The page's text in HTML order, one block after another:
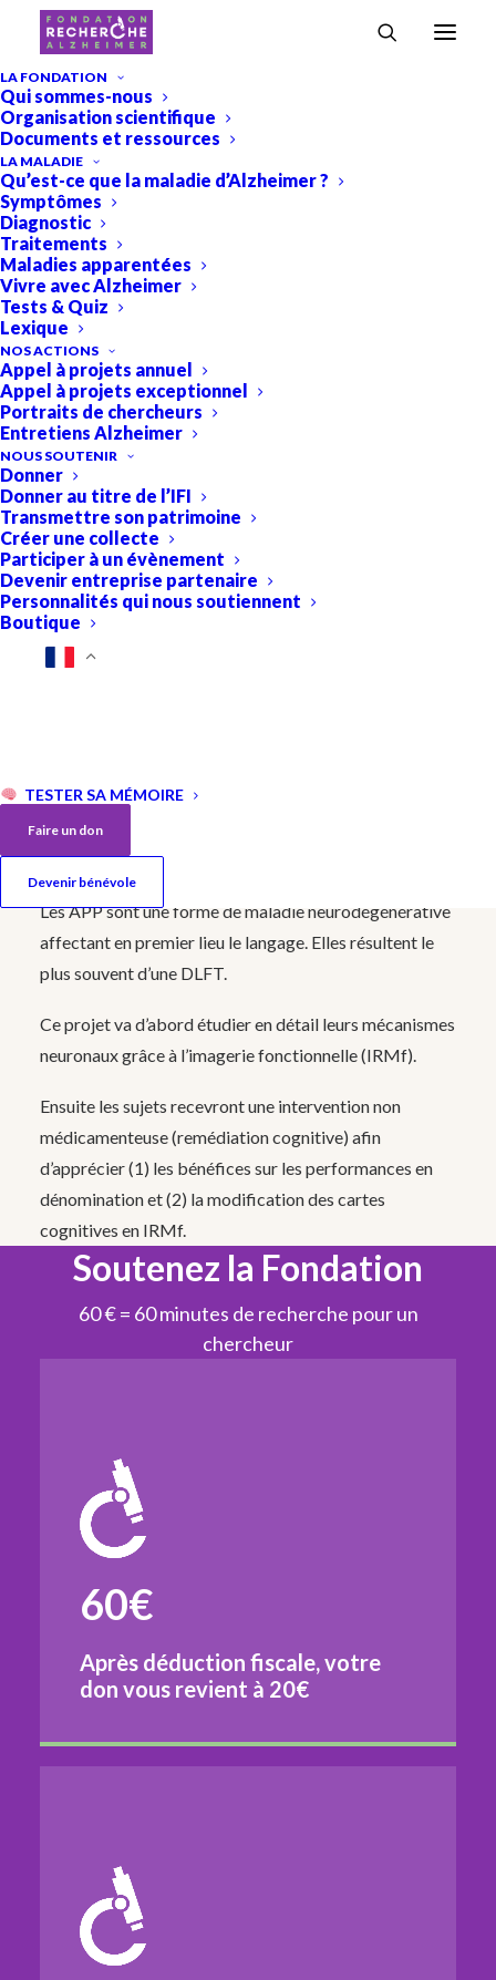
LA FONDATION
Qui sommes-nous
Organisation scientifique
Documents et ressources
LA MALADIE
Qu’est-ce que la maladie d’Alzheimer ?
Symptômes
Diagnostic
Traitements
Maladies apparentées
Vivre avec Alzheimer
Tests & Quiz
Lexique
NOS ACTIONS
Appel à projets annuel
Appel à projets exceptionnel
Portraits de chercheurs
Entretiens Alzheimer
NOUS SOUTENIR
Donner
Donner au titre de l’IFI
Transmettre son patrimoine
Créer une collecte
Participer à un évènement
Devenir entreprise partenaire
Personnalités qui nous soutiennent
Boutique
TESTER SA MÉMOIRE
Faire un don
Devenir bénévole
Accueil›Sarah Maso
Sarah Maso
Dégénérescences lobaires
fronto
Les APP sont une forme de maladie neurodégénérative
affectant en premier lieu le langage. Elles résultent le
plus souvent d’une DLFT.
Ce projet va d’abord étudier en détail leurs mécanismes
neuronaux grâce à l’imagerie fonctionnelle (IRMf).
Ensuite les sujets recevront une intervention non
médicamenteuse (remédiationcognitive) afin
d’apprécier (1) les bénéfices sur les performances en
dénominationet (2) la modification des cartes
cognitives en IRMf.
Soutenez la Fondation
60 € = 60 minutes de recherche pour un
chercheur
60€
Après déduction fiscale, votre
don vous revient à 20€